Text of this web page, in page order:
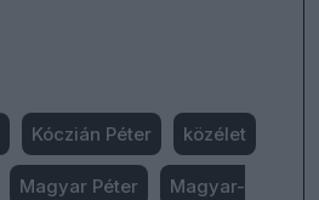
Kóczián Péter közélet
Magyar Péter Magyar-